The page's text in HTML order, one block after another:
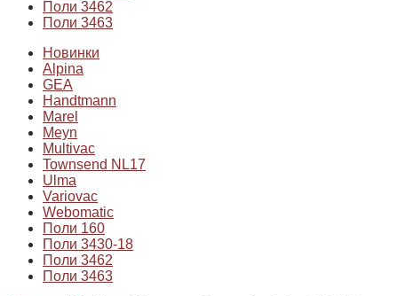
Поли 3462
Поли 3463
Новинки
Alpina
GEA
Handtmann
Marel
Meyn
Multivac
Townsend NL17
Ulma
Variovac
Webomatic
Поли 160
Поли 3430-18
Поли 3462
Поли 3463